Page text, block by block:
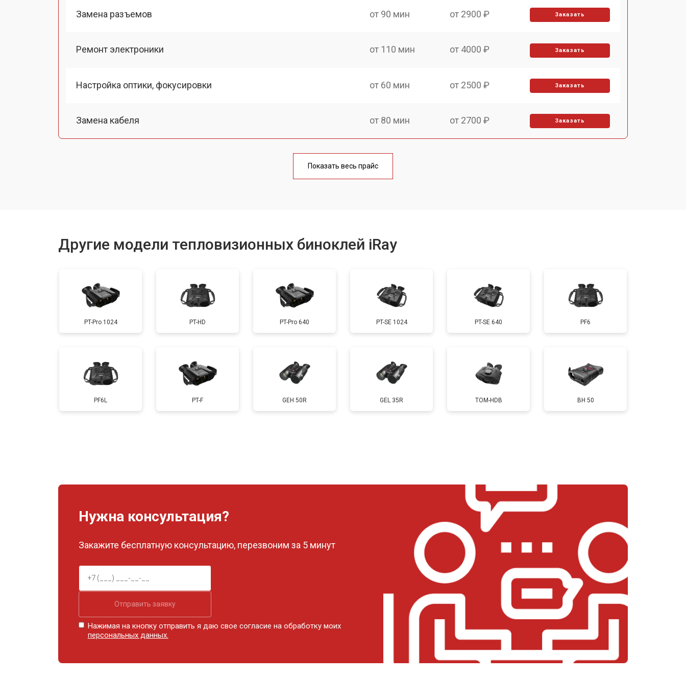
Замена разъемов от 90 мин от 2900 ₽ Заказать
Ремонт электроники от 110 мин от 4000 ₽ Заказать
Настройка оптики, фокусировки от 60 мин от 2500 ₽ Заказать
Замена кабеля от 80 мин от 2700 ₽ Заказать
от 70 мин
Показать весь прайс
Другие модели тепловизионных биноклей iRay
PT-Pro 1024 PT-HD PT-Pro 640 PT-SE 1024 PT-SE 640 PF6
PF6L PT-F GEH 50R GEL 35R TOM-HDB BH 50
Нужна консультация?
Закажите бесплатную консультацию, перезвоним за 5 минут
Отправить заявку
Нажимая на кнопку отправить я даю свое согласие на обработку моих
персональных данных.